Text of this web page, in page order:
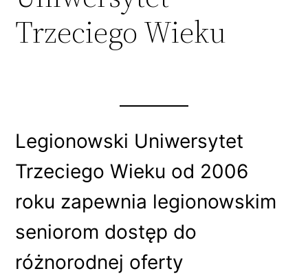
Trzeciego Wieku
Legionowski Uniwersytet
Trzeciego Wieku od 2006
roku zapewnia legionowskim
seniorom dostęp do
różnorodnej oferty